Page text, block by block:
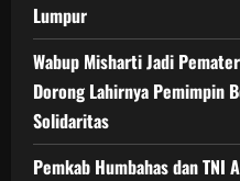
Lumpur
Wabup Misharti Jadi
Dorong Lahirnya Pemimpin
Solidaritas
Pemkab Humbahas dan TNI